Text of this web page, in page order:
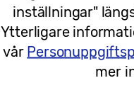
inställningar"
Ytterligare
vår
mer